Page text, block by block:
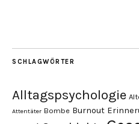
SCHLAGWÖRTER
Alltagspsychologie
Attentäter Bombe Burnout